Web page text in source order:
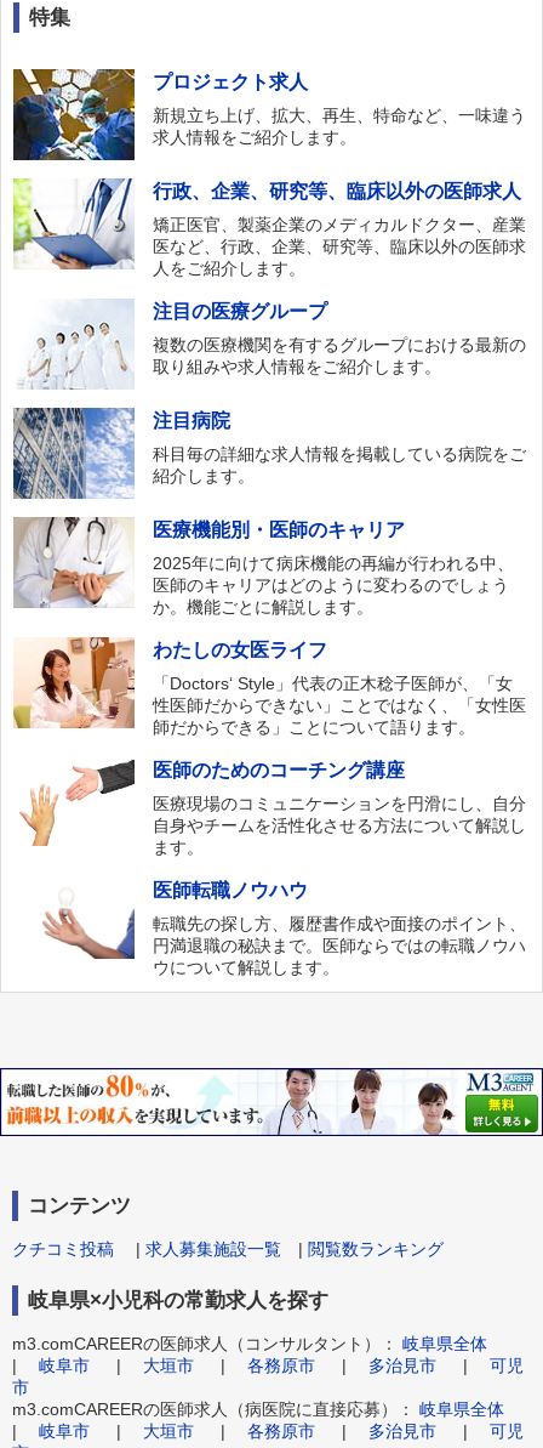
特集
プロジェクト求人
新規立ち上げ、拡大、再生、特命など、一味違う
求人情報をご紹介します。
行政、企業、研究等、臨床以外の医師求人
矯正医官、製薬企業のメディカルドクター、産業
医など、行政、企業、研究等、臨床以外の医師求
人をご紹介します。
注目の医療グループ
複数の医療機関を有するグループにおける最新の
取り組みや求人情報をご紹介します。
注目病院
科目毎の詳細な求人情報を掲載している病院をご
紹介します。
医療機能別・医師のキャリア
2025年に向けて病床機能の再編が行われる中、
医師のキャリアはどのように変わるのでしょう
か。機能ごとに解説します。
わたしの女医ライフ
「Doctors‘ Style」代表の正木稔子医師が、「女
性医師だからできない」ことではなく、「女性医
師だからできる」ことについて語ります。
医師のためのコーチング講座
医療現場のコミュニケーションを円滑にし、自分
自身やチームを活性化させる方法について解説し
ます。
医師転職ノウハウ
転職先の探し方、履歴書作成や面接のポイント、
円満退職の秘訣まで。医師ならではの転職ノウハ
ウについて解説します。
コンテンツ
クチコミ投稿 | 求人募集施設一覧 | 閲覧数ランキング
岐阜県×小児科の常勤求人を探す
m3.comCAREERの医師求人（コンサルタント）： 岐阜県全体
| 岐阜市 | 大垣市 | 各務原市 | 多治見市 | 可児
市
m3.comCAREERの医師求人（病医院に直接応募）： 岐阜県全体
| 岐阜市 | 大垣市 | 各務原市 | 多治見市 | 可児